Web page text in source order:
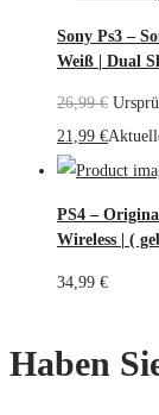
Sony Ps3 –
Weiß | Dual
26,99€
21,99 €
PS4 –
Wireless | (
34,99 €
Haben